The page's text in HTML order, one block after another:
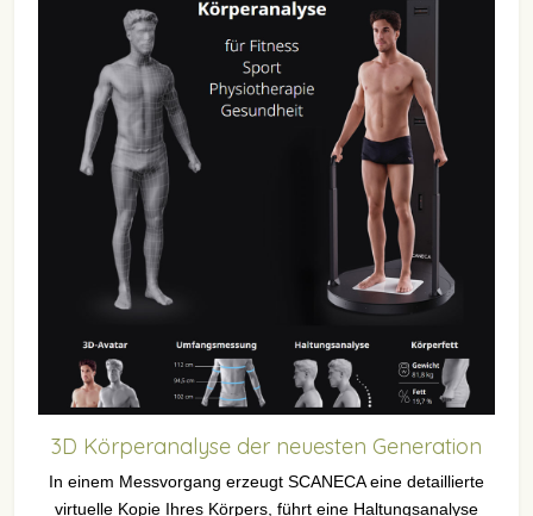
3D Körperanalyse der neuesten Generation
In einem Messvorgang erzeugt SCANECA eine detaillierte
virtuelle Kopie Ihres Körpers, führt eine Haltungsanalyse